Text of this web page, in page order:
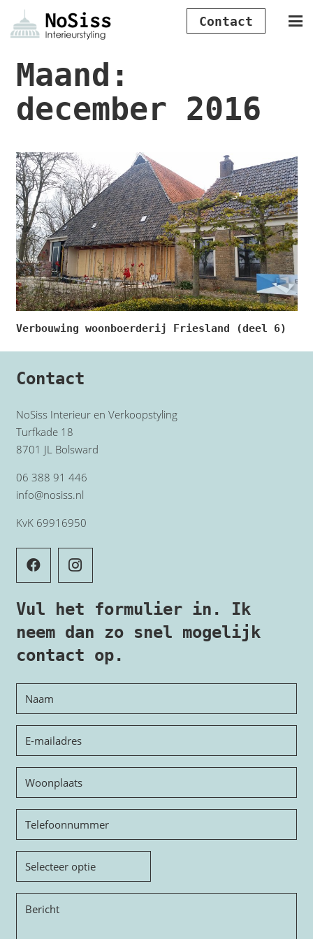
Contact
Maand:
december 2016
Verbouwing woonboerderij Friesland (deel 6)
Contact
NoSiss Interieur en Verkoopstyling
Turfkade 18
8701 JL Bolsward
06 388 91 446
info@nosiss.nl
KvK 69916950
Vul het formulier in. Ik
neem dan zo snel mogelijk
contact op.
mailadres
Woonplaats
Telefoon
Onderwerp